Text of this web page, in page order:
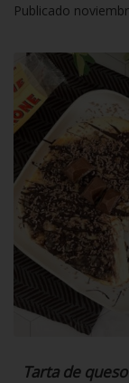
Publicado
Tarta de